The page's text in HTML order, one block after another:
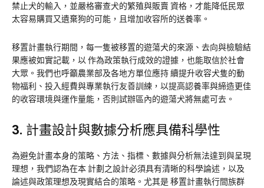
禁止犬的輸入，並嚴格審查犬的繁殖與販賣 資格，才能降低民眾
太容易購買又遺棄狗的可能，且增加收容所的送養率。
移置計畫執行期間，每一隻被移置的遊蕩犬的來源、去向與檢驗結
果應被如實記載，以 作為政策執行成效的證據，也能取信於社會
大眾。我們也呼籲農業部及各地方單位應持 續提升收容犬隻的動
物福利、投入經費與專業執行友善訓練，以提高認養率與締造更佳
的收容環境與運作量能，否則試辦區內的遊蕩犬將無處可去。
3. 計畫設計與數據分析應具備科學性
為避免計畫本身的策略、方法、指標、數據與分析無法達到與呈現
理想，我們認為在本 計劃之設計必須具有清晰的科學論述，以及
論述與政策理想及現實結合的策略。尤其是 移置計畫執行間族群